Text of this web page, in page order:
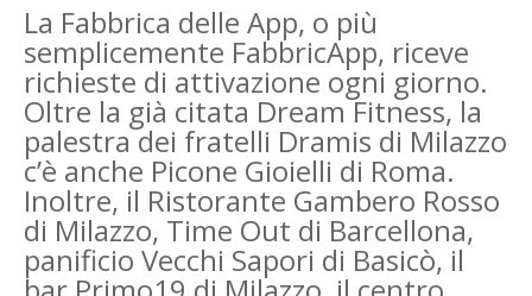
La Fabbrica delle App, o più
semplicemente FabbricApp, riceve
richieste di attivazione ogni giorno.
Oltre la già citata Dream Fitness, la
palestra dei fratelli Dramis di Milazzo
c’è anche Picone Gioielli di Roma.
Inoltre, il Ristorante Gambero Rosso
di Milazzo, Time Out di Barcellona,
panificio Vecchi Sapori di Basicò, il